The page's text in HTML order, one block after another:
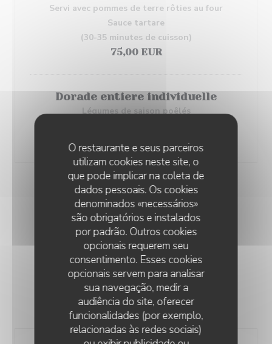
O restaurante e seus parceiros
utilizam cookies neste site, o
que pode implicar na coleta de
dados pessoais. Os cookies
denominados «necessários»
são obrigatórios e instalados
por padrão. Outros cookies
opcionais requerem seu
consentimento. Esses cookies
opcionais servem para analisar
sua navegação, medir a
audiência do site, oferecer
funcionalidades (por exemplo,
relacionadas às redes sociais)
Servi avec pommes de terre rôties au four
Sauce tartare
(30-35 minutes de cuisson)
75,00 EUR
Dorade entiere individuelle
Légumes de saison poêlés
MENU DES BOULISTES
LES PLATS A LA BRAISE